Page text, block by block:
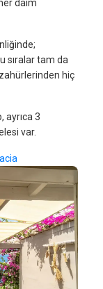
daim
sıralar tam da
hiç
ayrıca 3
var.